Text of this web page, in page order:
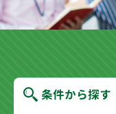
条件から探す